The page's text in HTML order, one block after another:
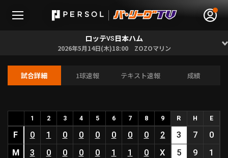
HOME
動画
ロッテVS 日本ハム
2026年5月14日(木)18:00 ZOZOマリン
試合詳細 1球速報 テキスト速報 成績
1 2 3 4 5 6 7 8 9 R H E
F 0 1 0 0 0 0 0 0 2 3 7
0
M
3 0 0 0 0 1 1 0 X 5 9 1